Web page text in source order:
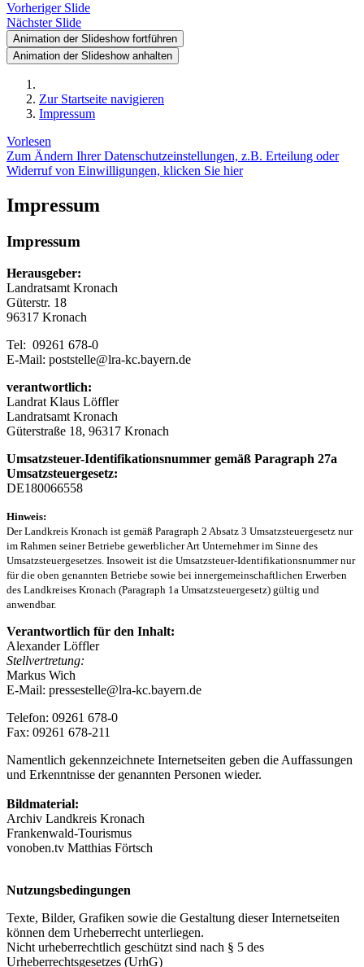
Vorheriger Slide
Nächster Slide
Animation der Slideshow fortführen
Animation der Slideshow anhalten
Zur Startseite navigieren
Impressum
Vorlesen
Zum Ändern Ihrer Datenschutzeinstellungen, z.B. Erteilung oder
Widerruf von Einwilligungen, klicken Sie hier
Impressum
Impressum
Herausgeber:
Landratsamt Kronach
Güterstr. 18
96317 Kronach
Tel: 09261 678-0
E-Mail: poststelle@lra-kc.bayern.de
verantwortlich:
Landrat Klaus Löffler
Landratsamt Kronach
Güterstraße 18, 96317 Kronach
Umsatzsteuer-Identifikationsnummer gemäß Paragraph 27a
Umsatzsteuergesetz:
DE180066558
Hinweis:
Der Landkreis Kronach ist gemäß Paragraph 2 Absatz 3 Umsatzsteuergesetz nur
im Rahmen seiner Betriebe gewerblicher Art Unternehmer im Sinne des
Umsatzsteuergesetzes. Insoweit ist die Umsatzsteuer-Identifikationsnummer nur
für die oben genannten Betriebe sowie bei innergemeinschaftlichen Erwerben
des Landkreises Kronach (Paragraph 1a Umsatzsteuergesetz) gültig und
anwendbar.
Verantwortlich für den Inhalt:
Alexander Löffler
Stellvertretung:
Markus Wich
E-Mail: pressestelle@lra-kc.bayern.de
Telefon: 09261 678-0
Fax: 09261 678-211
Namentlich gekennzeichnete Internetseiten geben die Auffassungen
und Erkenntnisse der genannten Personen wieder.
Bildmaterial:
Archiv Landkreis Kronach
Frankenwald-Tourismus
vonoben.tv Matthias Förtsch
Nutzungsbedingungen
Texte, Bilder, Grafiken sowie die Gestaltung dieser Internetseiten
können dem Urheberrecht unterliegen.
Nicht urheberrechtlich geschützt sind nach § 5 des
Urheberrechtsgesetzes (UrhG)